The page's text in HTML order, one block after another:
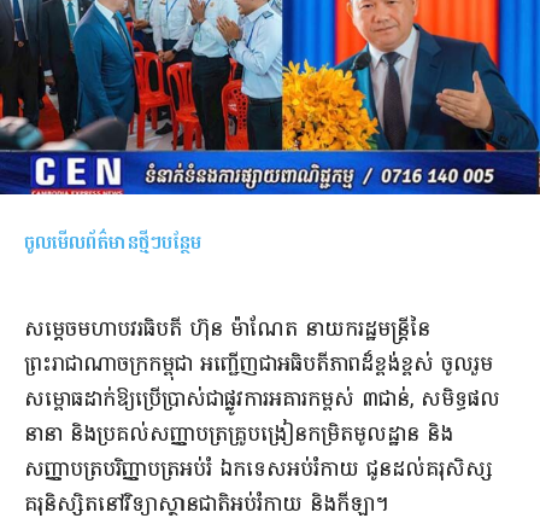
ចូលមើលព័ត៌មានថ្មីៗបន្ថែម
សម្ដេចមហាបវរធិបតី ហ៊ុន ម៉ាណែត នាយករដ្ឋមន្រ្តីនៃ
ព្រះរាជាណាចក្រកម្ពុជា អញ្ជើញជាអធិបតីភាពដ៏ខ្ពង់ខ្ពស់ ចូលរួម
សម្ពោធដាក់ឱ្យប្រើប្រាស់ជាផ្លូវការអគារកម្ពស់ ៣ជាន់, សមិទ្ធផល
នានា និងប្រគល់សញ្ញាបត្រគ្រូបង្រៀនកម្រិតមូលដ្ឋាន និង
សញ្ញាបត្របរិញ្ញាបត្រអប់រំ ឯកទេសអប់រំកាយ ជូនដល់គរុសិស្ស
គរុនិស្សិតនៅវិទ្យាស្ថានជាតិអប់រំកាយ និងកីឡា។